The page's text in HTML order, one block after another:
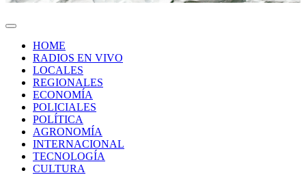
HOME
RADIOS EN VIVO
LOCALES
REGIONALES
ECONOMÍA
POLICIALES
POLÍTICA
AGRONOMÍA
INTERNACIONAL
TECNOLOGÍA
CULTURA